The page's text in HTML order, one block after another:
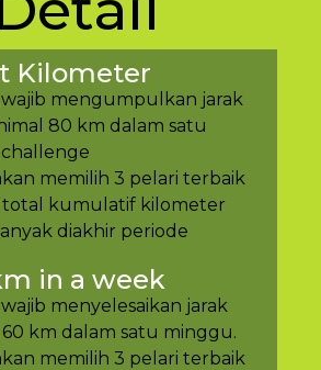
Kilometer
mengumpulkan jarak
80 km dalam satu
memilih 3 pelari terbaik
total kumulatif kilometer
diakhir periode
in a week
menyelesaikan jarak
km dalam satu minggu.
memilih 3 pelari terbaik